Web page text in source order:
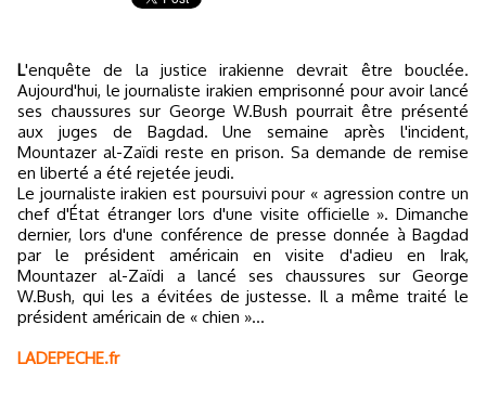
L'enquête de la justice irakienne devrait être bouclée.
Aujourd'hui, le journaliste irakien emprisonné pour avoir lancé
ses chaussures sur George W.Bush pourrait être présenté
aux juges de Bagdad. Une semaine après l'incident,
Mountazer al-Zaïdi reste en prison. Sa demande de remise
en liberté a été rejetée jeudi.
Le journaliste irakien est poursuivi pour « agression contre un
chef d'État étranger lors d'une visite officielle ». Dimanche
dernier, lors d'une conférence de presse donnée à Bagdad
par le président américain en visite d'adieu en Irak,
Mountazer al-Zaïdi a lancé ses chaussures sur George
W.Bush, qui les a évitées de justesse. Il a même traité le
président américain de « chien »…
LADEPECHE.fr